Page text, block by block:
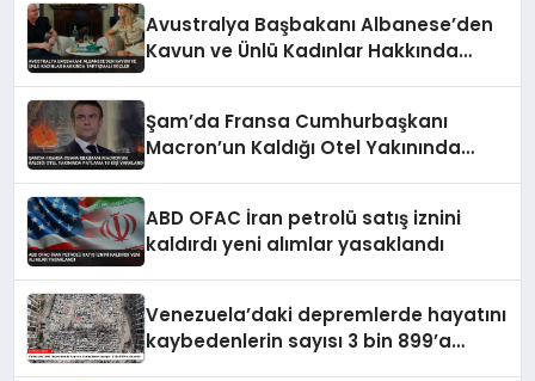
Avustralya Başbakanı Albanese’den
Kavun ve Ünlü Kadınlar Hakkında
Şam’da Fransa Cumhurbaşkanı
Macron’un Kaldığı Otel Yakınında
ABD OFAC İran petrolü satış iznini
kaldırdı yeni alımlar yasaklandı
Venezuela’daki depremlerde hayatını
kaybedenlerin sayısı 3 bin 899’a